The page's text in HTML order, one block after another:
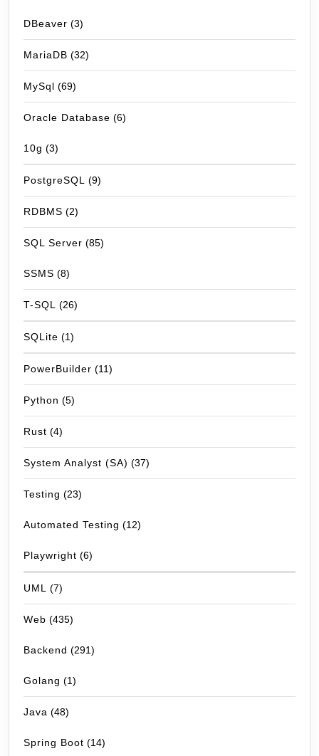
DBeaver (3)
MariaDB (32)
MySql (69)
Oracle Database (6)
10g (3)
PostgreSQL (9)
RDBMS (2)
SQL Server (85)
SSMS (8)
T-SQL (26)
SQLite (1)
PowerBuilder (11)
Python (5)
Rust (4)
System Analyst (SA) (37)
Testing (23)
Automated Testing (12)
Playwright (6)
UML (7)
Web (435)
Backend (291)
Golang (1)
Java (48)
Spring Boot (14)